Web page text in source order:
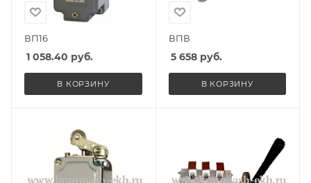
ВП16
1 058.40 руб.
В КОРЗИНУ
ВПВ
5 658руб.
В КОРЗИНУ